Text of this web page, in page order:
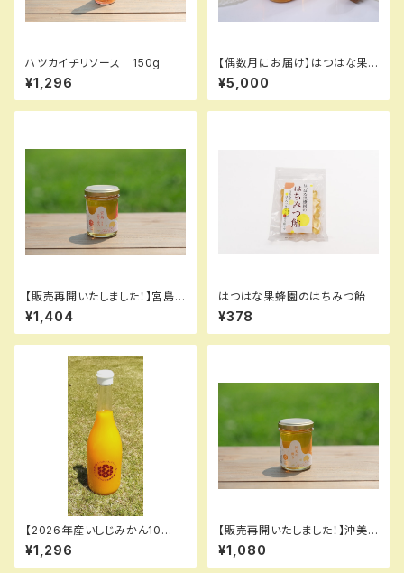
ハツカイチリソース 150g
¥1,296
【偶数月にお届け】はつはな果
蜂園の蜂蜜お届け便
¥5,000
【販売再開いたしました！】宮島
はちみつ (初夏) 120g
¥1,404
はつはな果蜂園のはちみつ飴
¥378
【2026年産いしじみかん10
0％】 みかん100%果汁【720
ml】
¥1,296
【販売再開いたしました！】沖美
の輝き 120g
¥1,080